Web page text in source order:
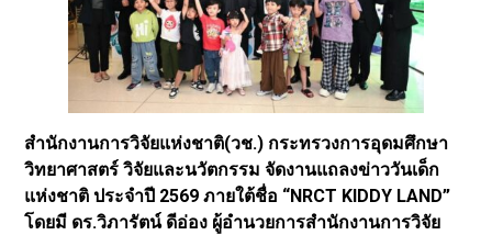
สำนักงานการวิจัยแห่งชาติ(วช.) กระทรวงการอุดมศึกษา
วิทยาศาสตร์ วิจัยและนวัตกรรม จัดงานแถลงข่าววันเด็ก
แห่งชาติ ประจำปี 2569 ภายใต้ชื่อ “NRCT KIDDY LAND”
โดยมี ดร.วิภารัตน์ ดีอ่อง ผู้อำนวยการสำนักงานการวิจัย